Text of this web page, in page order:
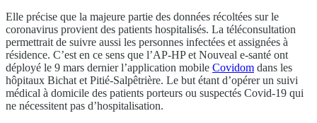
Elle précise que la majeure partie des données récoltées sur le
coronavirus provient des patients hospitalisés. La téléconsultation
permettrait de suivre aussi les personnes infectées et assignées à
résidence. C’est en ce sens que l’AP-HP et Nouveal e-santé ont
déployé le 9 mars dernier l’application mobile Covidom dans les
hôpitaux Bichat et Pitié-Salpêtrière. Le but étant d’opérer un suivi
médical à domicile des patients porteurs ou suspectés Covid-19 qui
ne nécessitent pas d’hospitalisation.